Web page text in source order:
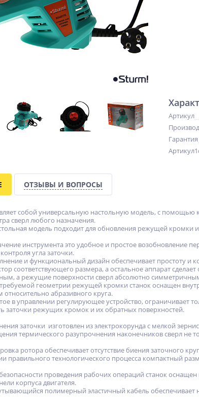
Артикул
Гарантия
ОТЗЫВЫ И ВОПРОСЫ
собой универсальную настольную модель, с помощью
сверл любого назначения.
модель подходит для обновления режущей кромки
инструмента это удобное и простое возобновление
угла заточки.
и функциональный дизайн обеспечивает простоту и
соответствующего размера, а остальное аппарат
а режущие поверхности сверл абсолютно
геометрии режущей кромки станок оснащен
абразивного круга.
в управлении регулирующее устройство, ограничивает
заточки режущих кромок и их обратных поверхностей.
заточки изготовлен из электрокорунда с мелкой
термического разупрочнения наконечников сверл не
ротора обеспечивает отсутствие биения заточного
правильного технологического процесса компактный
проведения рабочих операций станок
корпуса двигателя.
полимерный эластичный кабель обеспечивает